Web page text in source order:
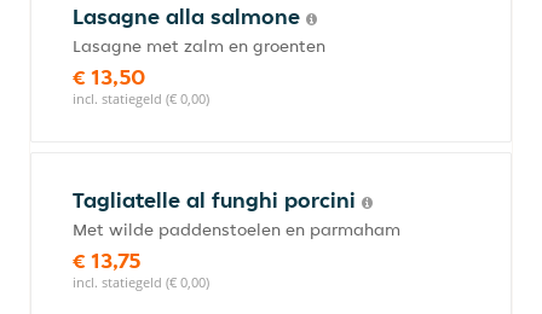
Lasagne alla salmone
Lasagne met zalm en groenten
€ 13,50
incl. statiegeld (€ 0,00)
Tagliatelle al funghi porcini
Met wilde paddenstoelen en parmaham
€ 13,75
incl. statiegeld (€ 0,00)